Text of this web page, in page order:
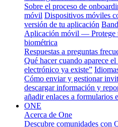
Sobre el proceso de
móvil Dispositivos móviles
versión de tu aplicación
Aplicación móvil — Protege
biométrica
Respuestas a preguntas
Qué hacer cuando aparece
electrónico ya existe”
Cómo enviar y gestionar
descargar información y
añadir enlaces a formularios
ONE
Acerca de One
Descubre comunidades con